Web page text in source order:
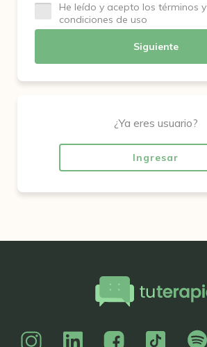
He leído y acepto los términos y
condiciones de uso
Siguiente
¿Ya eres usuario?
Ingresar